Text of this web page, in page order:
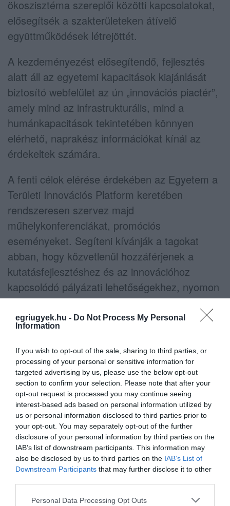
egriugyek.hu - Do Not Process My Personal
Information
If you wish to opt-out of the sale, sharing to third parties, or
processing of your personal or sensitive information for
targeted advertising by us, please use the below opt-out
section to confirm your selection. Please note that after your
opt-out request is processed you may continue seeing
interest-based ads based on personal information utilized by
us or personal information disclosed to third parties prior to
your opt-out. You may separately opt-out of the further
disclosure of your personal information by third parties on the
IAB’s list of downstream participants. This information may
also be disclosed by us to third parties on the IAB’s List of
Downstream Participants that may further disclose it to other
Please note that this website/app uses one or more Google
Personal Data Processing Opt Outs
ökoszisztéma szereplői közötti kapcsolatokat,
elősegítsék a szakterületeken átívelő
együttműködések létrejöttét.
A kezdeményezést elősegítendő, fejlesztés
alatt áll az egyetemi kapacitások kiajánlását
biztosító webfelület az ún „innovációs piactér”,
amely mind az infrastrukturális, mind a
humánkapacitások tekintetében könnyen
elérhető, naprakész információkat kínál az
érdekeltek számára.
A fenti célok elérése érdekében az Egyetem a
Területi Innovációs Platform keretében
rendszeresen szervez majd
műhelykonferenciákat, promóciós
eseményeket. Segíteni kívánják a tagokat
abban, hogy közvetlenül hozzáférjenek a
kutatásfejlesztéshez és az innovációhoz
kapcsolódó pályázati lehetőségekhez, nyomon
követhessék a szakpolitikai irányokat, és az
egyetemmel közösen alakíthassák a térség
innovációs és képzési környezetét.
A Területi Innovációs Platformok kialakításának
2019 novemberében elindított
kezdeményezése a régiók legfontosabb
innovációs szereplőit – egyetemeket,
kutatóintézeteket, nagyvállalatokat, kkv-kat,
startupokat, klasztereket, inkubátorokat,
akcelerátorokat, üzleti angyalokat, országos
kamarai hálózatokat – kívánja megszólítani a
lehető legszélesebb körben.